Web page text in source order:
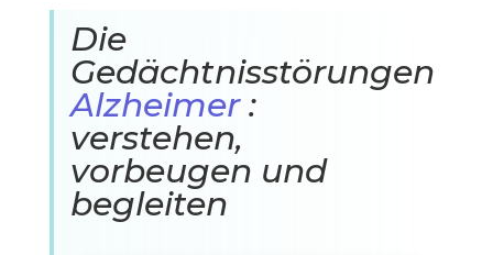
Die
Gedächtnisstörungen
Alzheimer:
verstehen,
vorbeugen und
begleiten